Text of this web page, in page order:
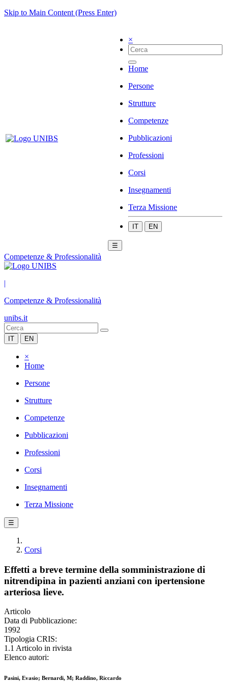
Skip to Main Content (Press Enter)
×
Home
Persone
Strutture
Competenze
Pubblicazioni
Professioni
Corsi
Insegnamenti
Terza Missione
IT EN
☰
Competenze & Professionalità
|
Competenze & Professionalità
unibs.it
IT EN
×
Home
Persone
Strutture
Competenze
Pubblicazioni
Professioni
Corsi
Insegnamenti
Terza Missione
☰
Corsi
Effetti a breve termine della somministrazione di
nitrendipina in pazienti anziani con ipertensione
arteriosa lieve.
Articolo
Data di Pubblicazione:
1992
Tipologia CRIS:
1.1 Articolo in rivista
Elenco autori:
Pasini, Evasio; Bernardi, M; Raddino, Riccardo